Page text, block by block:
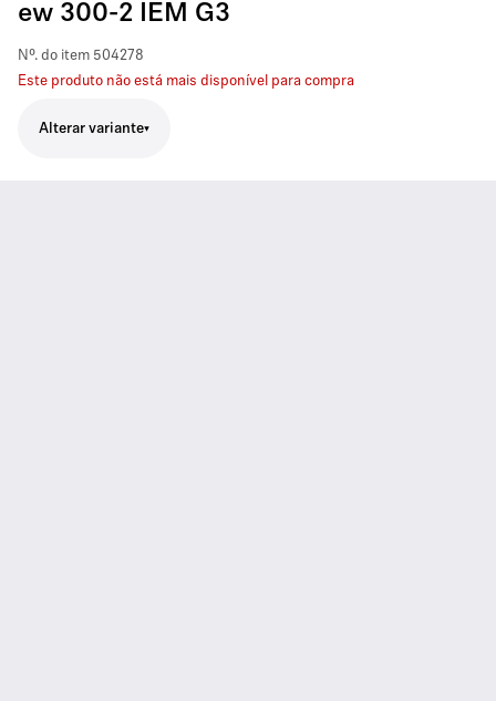
ew 300-2 IEM G3
Nº. do item 504278
Este produto não está mais disponível para compra
Alterar variante